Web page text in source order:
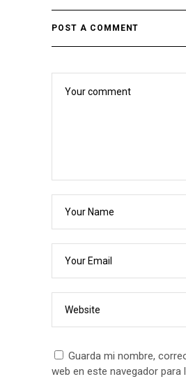
POST A COMMENT
Guarda mi nombre,
web en este navegador para